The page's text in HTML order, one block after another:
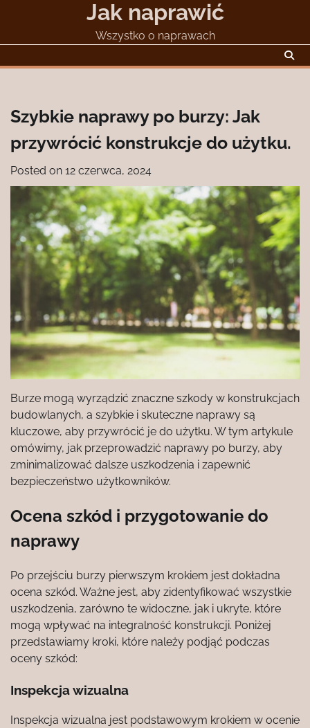
Jak naprawić
Wszystko o naprawach
Szybkie naprawy po burzy: Jak
przywrócić konstrukcje do użytku.
Posted on 12 czerwca, 2024
Burze mogą wyrządzić znaczne szkody w konstrukcjach
budowlanych, a szybkie i skuteczne naprawy są
kluczowe, aby przywrócić je do użytku. W tym artykule
omówimy, jak przeprowadzić naprawy po burzy, aby
zminimalizować dalsze uszkodzenia i zapewnić
bezpieczeństwo użytkowników.
Ocena szkód i przygotowanie do
naprawy
Po przejściu burzy pierwszym krokiem jest dokładna
ocena szkód. Ważne jest, aby zidentyfikować wszystkie
uszkodzenia, zarówno te widoczne, jak i ukryte, które
mogą wpływać na integralność konstrukcji. Poniżej
przedstawiamy kroki, które należy podjąć podczas
oceny szkód:
Inspekcja wizualna
Inspekcja wizualna jest podstawowym krokiem w ocenie